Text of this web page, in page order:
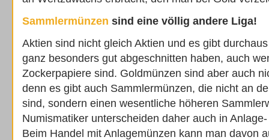
Sammlermünzen sind eine völlig andere Liga!
Aktien sind nicht gleich Aktien und es gibt
ganz besonders gut abgeschnitten haben, auch
Zockerpapiere sind. Goldmünzen sind aber auch
denn es gibt auch Sammlermünzen, die nicht an
sind, sondern einen wesentliche höheren
Numismatiker unterscheiden daher auch in
Beim Handel mit Anlagemünzen kann man davon